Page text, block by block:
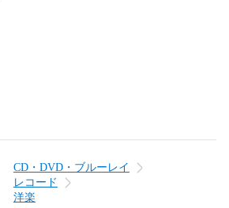
CD・DVD・ブルーレイ
レコード
洋楽